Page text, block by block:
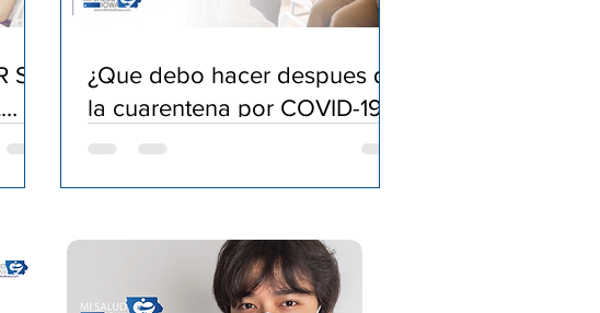
¿Que debo hacer despues de
la cuarentena por COVID-19?